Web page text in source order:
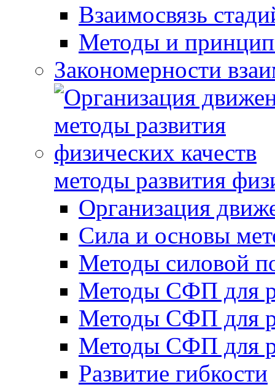
Взаимосвязь
Методы и
Закономерности
методы развития
Организация
Сила и основы
Методы силовой
Методы СФП для
Методы СФП для
Методы СФП для
Развитие гибкости